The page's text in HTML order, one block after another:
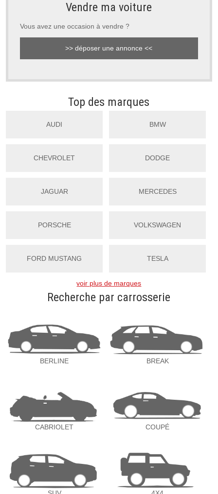
Vendre ma voiture
Vous avez une occasion à vendre ?
>> déposer une annonce <<
Top des marques
AUDI BMW
CHEVROLET DODGE
JAGUAR MERCEDES
PORSCHE VOLKSWAGEN
FORD MUSTANG TESLA
voir plus de marques
Recherche par carrosserie
BERLINE BREAK
CABRIOLET COUPÉ